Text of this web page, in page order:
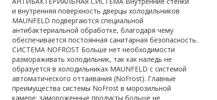
и внутренняя поверхность дверцы холодильников
MAUNFELD подвергаются специальной
антибактериальной обработке, благодаря чему
обеспечивается постоянная санитарная безопасность.
СИСТЕМА NOFROST Больше нет необходимости
размораживать холодильник, так как наледь не
образуется в холодильниках MAUNFELD с системой
автоматического оттаивания (NoFrost). Главные
преимущества системы NoFrost в морозильной
камере: замороженные продукты больше не